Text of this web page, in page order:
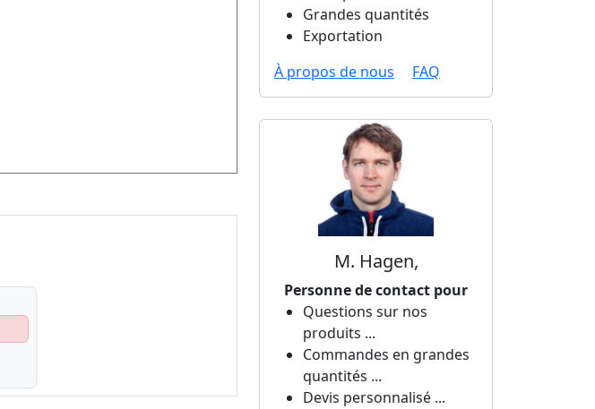
Grandes quantités
Exportation
À propos de nous
FAQ
M. Hagen,
Personne de contact pour
Questions sur nos
produits ...
Commandes en grandes
quantités ...
Devis personnalisé ...